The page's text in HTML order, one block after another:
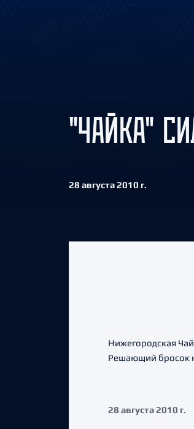
"ЧАЙКА"
28 августа 2010 г.
Нижегородская
Решающий бросок
28 августа 2010 г.